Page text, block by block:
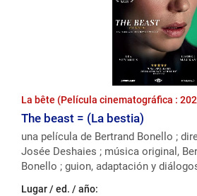
La bête (Película cinematográfica :
The beast = (La bestia)
una película de Bertrand Bonello ;
Josée Deshaies ; música original,
Bonello ; guion, adaptación y
Lugar / ed. / año: